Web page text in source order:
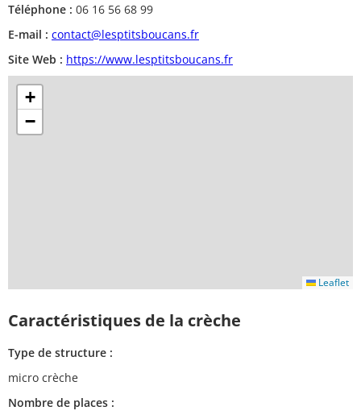
Téléphone : 06 16 56 68 99
E-mail : contact@lesptitsboucans.fr
Site Web : https://www.lesptitsboucans.fr
+
−
Leaflet
Caractéristiques de la crèche
Type de structure :
micro crèche
Nombre de places :